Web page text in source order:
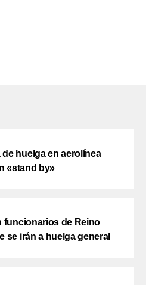
de huelga en aerolínea
«stand by»
funcionarios de Reino
se irán a huelga general